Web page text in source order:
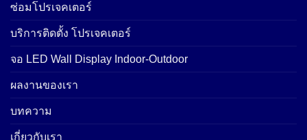
ซ่อมโปรเจคเตอร์
บริการติดตั้ง โปรเจคเตอร์
จอ LED Wall Display Indoor-Outdoor
ผลงานของเรา
บทความ
เกี่ยวกับเรา